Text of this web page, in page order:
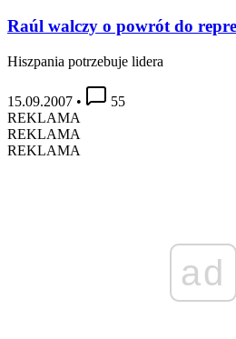
Raúl walczy o powrót do
Hiszpania potrzebuje lidera
15.09.2007 •
55
REKLAMA
REKLAMA
REKLAMA
ad